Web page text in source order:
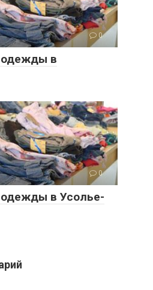
0
одежды в
0
в Усолье-